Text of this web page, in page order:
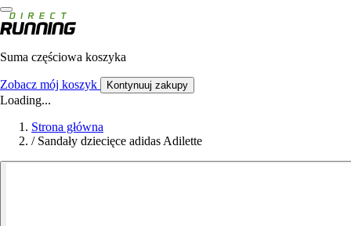
Suma częściowa koszyka
Zobacz mój koszyk Kontynuuj zakupy
Loading...
Strona główna
/ Sandały dziecięce adidas Adilette